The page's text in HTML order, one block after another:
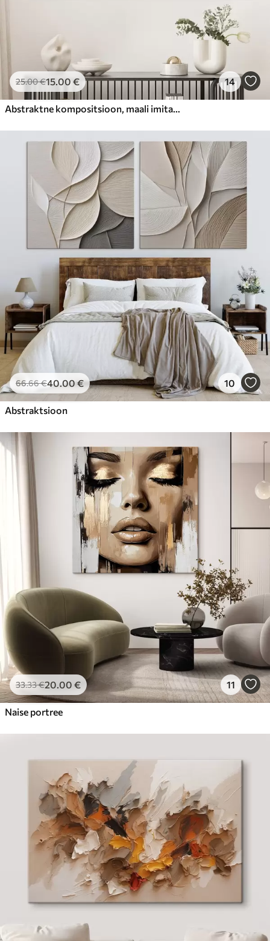
25.00€15.00 € 14
Abstraktne kompositsioon, maali imitatsioon
66.66€40.00€ 10
Abstraktsioon
33.33€20.00 € 11
Naise portree